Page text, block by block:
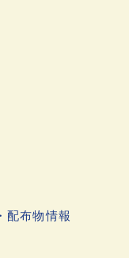
配布物情報